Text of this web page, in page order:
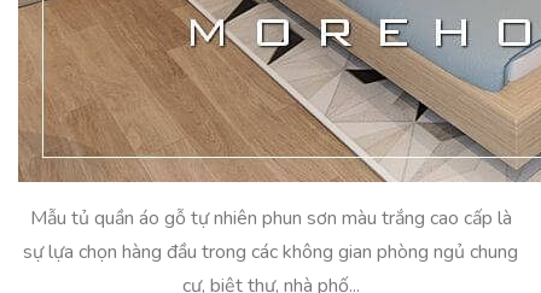
Mẫu tủ quần áo gỗ tự nhiên phun sơn màu trắng cao cấp là
sự lựa chọn hàng đầu trong các không gian phòng ngủ chung
cư, biệt thự, nhà phố...